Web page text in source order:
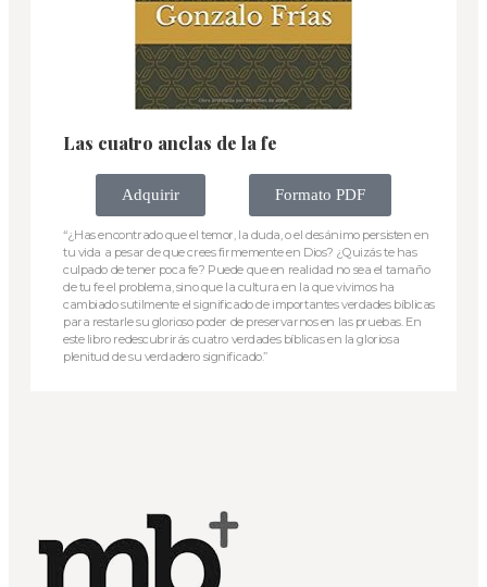
Las cuatro anclas de la fe
Adquirir Formato PDF
“¿Has encontrado que el temor, la duda, o el desánimo persisten en
tu vida a pesar de que crees firmemente en Dios? ¿Quizás te has
culpado de tener poca fe? Puede que en realidad no sea el tamaño
de tu fe el problema, sino que la cultura en la que vivimos ha
cambiado sutilmente el significado de importantes verdades bíblicas
para restarle su glorioso poder de preservarnos en las pruebas. En
este libro redescubrirás cuatro verdades bíblicas en la gloriosa
plenitud de su verdadero significado.”